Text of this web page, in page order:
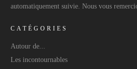
automatiquement suivie. Nous vous
CATÉGORIES
Autour de...
Les incontournables